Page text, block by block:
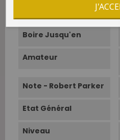
Boire Jusqu'en
Amateur
Note - Robert Parker
Etat Général
Niveau